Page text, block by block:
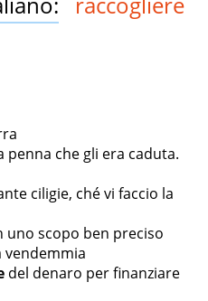
penna che gli era caduta.
ciligie, ché vi faccio la
uno scopo ben preciso
vendemmia
del denaro per finanziare